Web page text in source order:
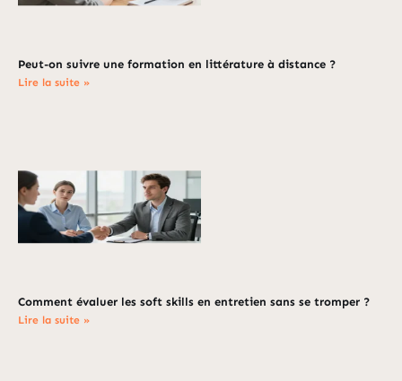
Peut-on suivre une formation en littérature à distance ?
Lire la suite »
Comment évaluer les soft skills en entretien sans se tromper ?
Lire la suite »